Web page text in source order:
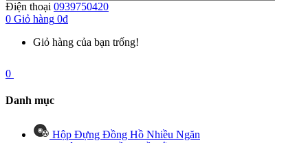
Điện thoại 0939750420
0 Giỏ hàng 0đ
Giỏ hàng của bạn trống!
0
Danh mục
Hộp Đựng Đồng Hồ Nhiều Ngăn